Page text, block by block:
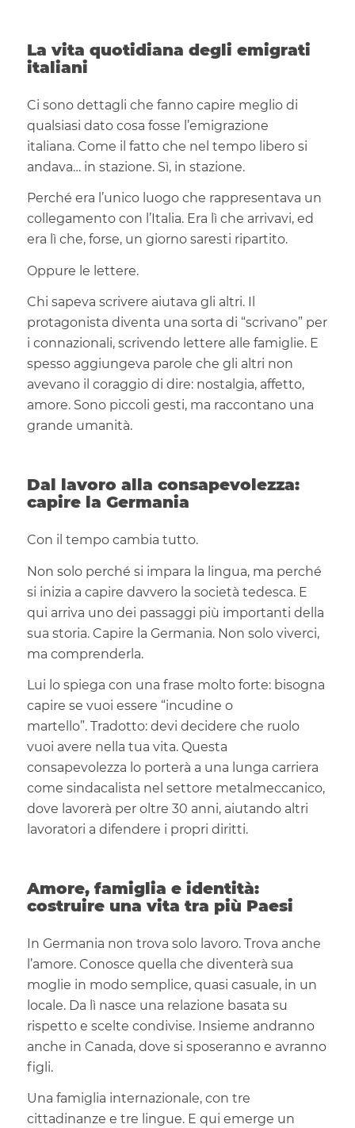
La vita quotidiana degli emigrati
italiani
Ci sono dettagli che fanno capire meglio di
qualsiasi dato cosa fosse l’emigrazione
italiana. Come il fatto che nel tempo libero si
andava… in stazione. Sì, in stazione.
Perché era l’unico luogo che rappresentava un
collegamento con l’Italia. Era lì che arrivavi, ed
era lì che, forse, un giorno saresti ripartito.
Oppure le lettere.
Chi sapeva scrivere aiutava gli altri. Il
protagonista diventa una sorta di “scrivano” per
i connazionali, scrivendo lettere alle famiglie. E
spesso aggiungeva parole che gli altri non
avevano il coraggio di dire: nostalgia, affetto,
amore. Sono piccoli gesti, ma raccontano una
grande umanità.
Dal lavoro alla consapevolezza:
capire la Germania
Con il tempo cambia tutto.
Non solo perché si impara la lingua, ma perché
si inizia a capire davvero la società tedesca. E
qui arriva uno dei passaggi più importanti della
sua storia. Capire la Germania. Non solo viverci,
ma comprenderla.
Lui lo spiega con una frase molto forte: bisogna
capire se vuoi essere “incudine o
martello”. Tradotto: devi decidere che ruolo
vuoi avere nella tua vita. Questa
consapevolezza lo porterà a una lunga carriera
come sindacalista nel settore metalmeccanico,
dove lavorerà per oltre 30 anni, aiutando altri
lavoratori a difendere i propri diritti.
Amore, famiglia e identità:
costruire una vita tra più Paesi
In Germania non trova solo lavoro. Trova anche
l’amore. Conosce quella che diventerà sua
moglie in modo semplice, quasi casuale, in un
locale. Da lì nasce una relazione basata su
rispetto e scelte condivise. Insieme andranno
anche in Canada, dove si sposeranno e avranno
figli.
Una famiglia internazionale, con tre
cittadinanze e tre lingue. E qui emerge un